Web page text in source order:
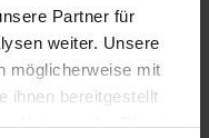
Partner für
weiter. Unsere
möglicherweise mit
ihnen bereitgestellt